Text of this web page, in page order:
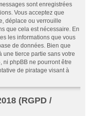
sont enregistrées
Vous acceptez que
déplace ou verrouille
que cela est nécessaire. En
les informations que vous
de données. Bien que
une tierce partie sans votre
ni phpBB ne pourront être
de piratage visant à
(RGPD /